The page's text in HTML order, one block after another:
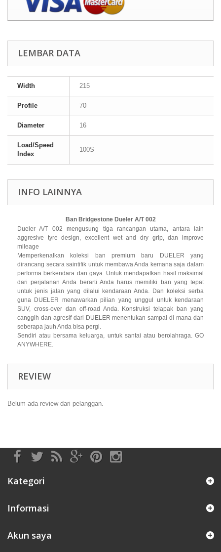
LEMBAR DATA
Width 215
Profile 70
Diameter 16
Load/Speed
Index
100S
INFO LAINNYA
Ban Bridgestone Dueler A/T 002
Dueler A/T 002 mengusung tiga rancangan utama, antara lain
aggresive tyre design, excellent wet and dry grip, dan improve
mileage
Memperkenalkan koleksi ban premium baru DUELER yang
dirancang secara saintifik untuk membawa Anda kemana saja dalam
performa berkendara dan gaya. Untuk mendapatkan hasil maksimal
dari perjalanan Anda berarti Anda harus memiliki ban yang tepat
untuk jenis jalan yang dilalui kendaraan Anda. Dan koleksi serba
guna DUELER menawarkan pilian yang unggul untuk kendaraan
SUV, cross-over dan off-road Anda. Konstruksi telapak ban yang
canggih dan agresif dari DUELER menentukan sampai di mana dan
seberapa jauh Anda bisa pergi.
Sendiri atau bersama keluarga, untuk santai atau berolahraga. GO
ANYWHERE.
REVIEW
Belum ada review dari pelanggan.
Kategori
Informasi
Akun saya